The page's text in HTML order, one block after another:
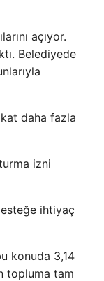
açıyor.
Belediyede
daha fazla
izni
ihtiyaç
konuda 3,14
topluma tam